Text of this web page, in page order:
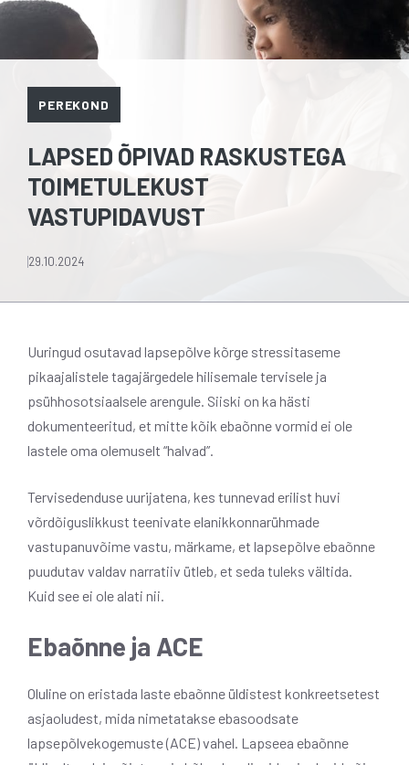
PEREKOND
LAPSED ÕPIVAD RASKUSTEGA
TOIMETULEKUST
VASTUPIDAVUST
29.10.2024
Uuringud osutavad lapsepõlve kõrge stressitaseme
pikaajalistele tagajärgedele hilisemale tervisele ja
psühhosotsiaalsele arengule. Siiski on ka hästi
dokumenteeritud, et mitte kõik ebaõnne vormid ei ole
lastele oma olemuselt “halvad”.
Tervisedenduse uurijatena, kes tunnevad erilist huvi
võrdõiguslikkust teenivate elanikkonnarühmade
vastupanuvõime vastu, märkame, et lapsepõlve ebaõnne
puudutav valdav narratiiv ütleb, et seda tuleks vältida.
Kuid see ei ole alati nii.
Ebaõnne ja ACE
Oluline on eristada laste ebaõnne üldistest konkreetsetest
asjaoludest, mida nimetatakse ebasoodsate
lapsepõlvekogemuste (ACE) vahel. Lapseea ebaõnne